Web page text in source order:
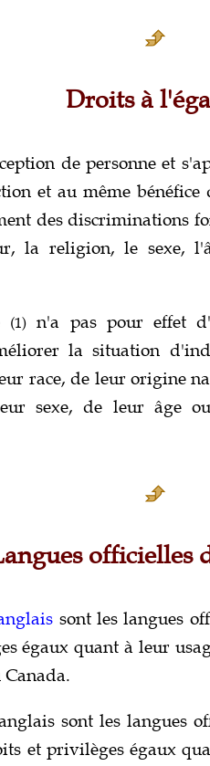
Droits à
de personne et
et au même
des discriminations
la religion, le sexe,
(1) n'a pas pour effet
la situation
race, de leur origine
sexe, de leur âge
officielles
sont les langues
égaux quant à leur
sont les langues
et privilèges égaux